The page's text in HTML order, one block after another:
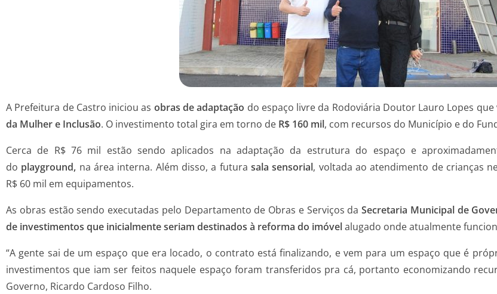
A Prefeitura de Castro iniciou as obras de adaptação do espaço livre da Rodoviária Doutor Lauro Lopes que
da Mulher e Inclusão. O investimento total gira em torno de R$ 160 mil, com recursos do Município e do
Cerca de R$ 76 mil estão sendo aplicados na adaptação da estrutura do espaço e
do playground, na área interna. Além disso, a futurasala sensorial, voltada ao atendimento de crianças
R$ 60 mil em equipamentos.
As obras estão sendo executadas pelo Departamento de Obras e Serviços da Secretaria Municipal de
de investimentos que inicialmente seriam destinados à reforma do imóvelalugado onde atualmente
“A gente sai de um espaço que era locado, o contrato está finalizando, e vem para um espaço que é
investimentos que iam ser feitos naquele espaço foram transferidos pra cá, portanto economizando
Governo, Ricardo Cardoso Filho.